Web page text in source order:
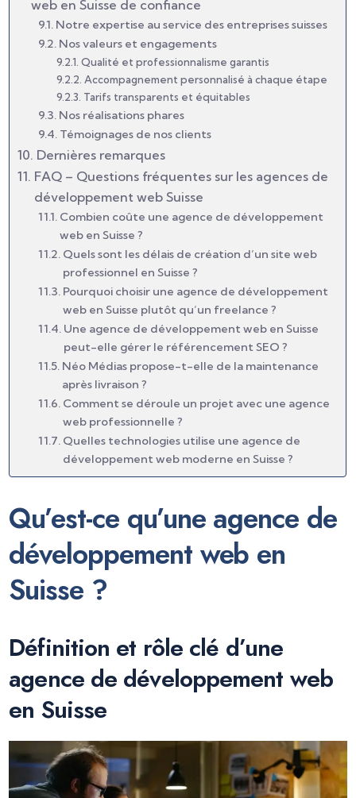
web en Suisse de confiance
Notre expertise au service des entreprises suisses
Nos valeurs et engagements
Qualité et professionnalisme garantis
Accompagnement personnalisé à chaque étape
Tarifs transparents et équitables
Nos réalisations phares
Témoignages de nos clients
Dernières remarques
FAQ – Questions fréquentes sur les agences de
développement web Suisse
Combien coûte une agence de développement
web en Suisse ?
Quels sont les délais de création d’un site web
professionnel en Suisse ?
Pourquoi choisir une agence de développement
web en Suisse plutôt qu’un freelance ?
Une agence de développement web en Suisse
peut-elle gérer le référencement SEO ?
Néo Médias propose-t-elle de la maintenance
après livraison ?
Comment se déroule un projet avec une agence
web professionnelle ?
Quelles technologies utilise une agence de
développement web moderne en Suisse ?
Qu’est-ce qu’une agence de
développement web en
Suisse ?
Définition et rôle clé d’une
agence de développement web
en Suisse